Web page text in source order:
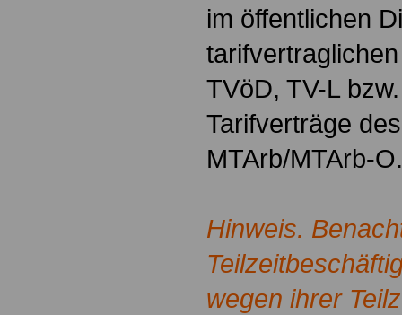
im öffentlichen
TVöD, TV-L
Tarifverträge
MTArb/MTArb-O.
Hinweis.
wegen ihrer